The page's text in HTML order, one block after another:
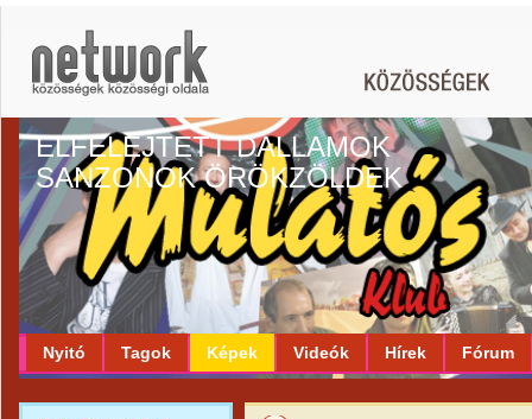
ELFELEJTETT DALLAMOK
SANZONOK ÖRÖKZÖLDEK
Nyitó Tagok Képek Videók Hírek Fórum